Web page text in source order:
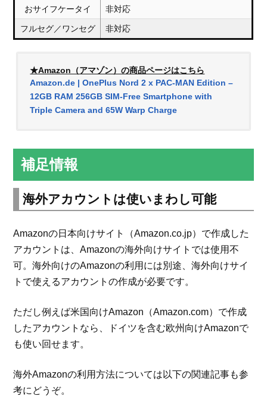
おサイフケータイ 非対応
フルセグ／ワンセグ 非対応
★Amazon（アマゾン）の商品ページはこちら
Amazon.de | OnePlus Nord 2 x PAC-MAN Edition –
12GB RAM 256GB SIM-Free Smartphone with
Triple Camera and 65W Warp Charge
補足情報
海外アカウントは使いまわし可能
Amazonの日本向けサイト（Amazon.co.jp）で作成した
アカウントは、Amazonの海外向けサイトでは使用不
可。海外向けのAmazonの利用には別途、海外向けサイ
トで使えるアカウントの作成が必要です。
ただし例えば米国向けAmazon（Amazon.com）で作成
したアカウントなら、ドイツを含む欧州向けAmazonで
も使い回せます。
海外Amazonの利用方法については以下の関連記事も参
考にどうぞ。